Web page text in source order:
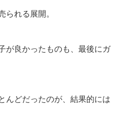
れる展開。
が良かったものも、最後にガ
んどだったのが、結果的には